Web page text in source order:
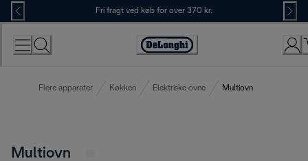
Skip
to
Content
Fri fragt ved køb for over 370 kr.
Accessibility
Flere apparater Køkken Elektriske ovne Multiovn
Multiovn